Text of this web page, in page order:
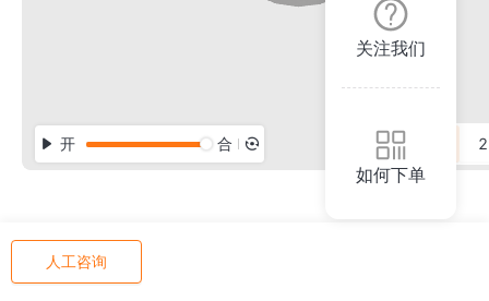
开 合
人工咨询
关注我们
如何下单